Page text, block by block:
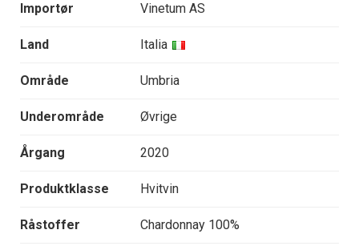
Importør Vinetum AS
Land Italia
Område Umbria
Underområde Øvrige
Årgang 2020
Produktklasse Hvitvin
Råstoffer Chardonnay 100%